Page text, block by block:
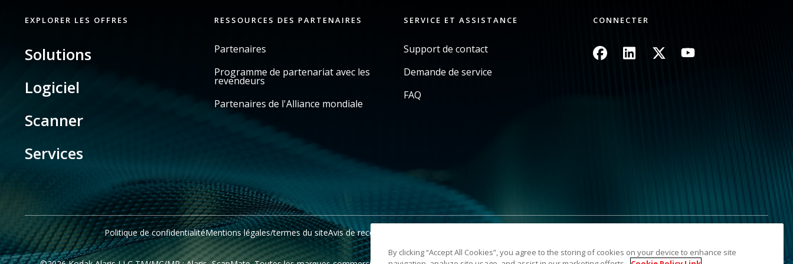
EXPLORER LES OFFRES
Solutions
Logiciel
Scanner
Services
RESSOURCES DES PARTENAIRES
Partenaires
Programme de partenariat avec les
revendeurs
Partenaires de l'Alliance mondiale
SERVICE ET ASSISTANCE
Support de contact
Demande de service
FAQ
CONNECTER
Image Image Image Image
Politique de confidentialitéMentions légales/termes du siteAvis de recouvrement en Californie
By clicking “Accept All Cookies”, you agree to the storing of cookies on your device to enhance site